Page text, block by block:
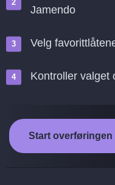
Jamendo
Velg
Kontroller valget
Start